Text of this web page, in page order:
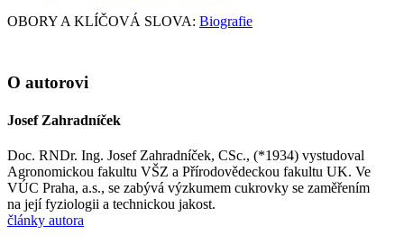
OBORY A KLÍČOVÁ SLOVA: Biografie
O autorovi
Josef Zahradníček
Doc. RNDr. Ing. Josef Zahradníček, CSc., (*1934) vystudoval
Agronomickou fakultu VŠZ a Přírodovědeckou fakultu UK. Ve
VÚC Praha, a.s., se zabývá výzkumem cukrovky se zaměřením
na její fyziologii a technickou jakost.
články autora